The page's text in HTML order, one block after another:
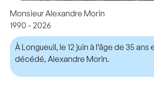
Monsieur Alexandre Morin
1990 - 2026
À Longueuil, le 12 juin à l’âge de 35 ans
décédé, Alexandre Morin.